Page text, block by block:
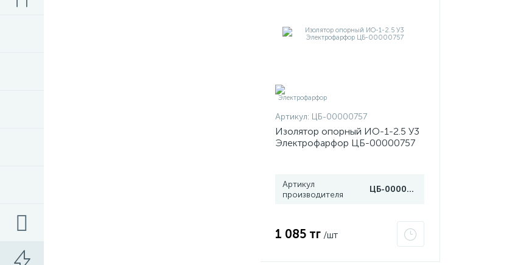
Артикул: ЦБ-00000757
Изолятор опорный ИО-1-2.5 У3
Электрофарфор ЦБ-00000757
Артикул
производителя
ЦБ-00000757
1 085 тг /шт